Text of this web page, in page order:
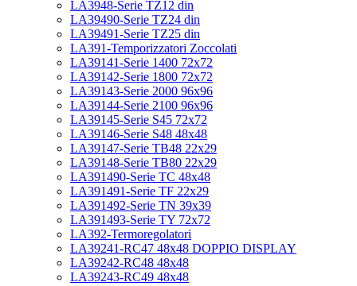
LA3948-Serie TZ12 din
LA39490-Serie TZ24 din
LA39491-Serie TZ25 din
LA391-Temporizzatori Zoccolati
LA39141-Serie 1400 72x72
LA39142-Serie 1800 72x72
LA39143-Serie 2000 96x96
LA39144-Serie 2100 96x96
LA39145-Serie S45 72x72
LA39146-Serie S48 48x48
LA39147-Serie TB48 22x29
LA39148-Serie TB80 22x29
LA391490-Serie TC 48x48
LA391491-Serie TF 22x29
LA391492-Serie TN 39x39
LA391493-Serie TY 72x72
LA392-Termoregolatori
LA39241-RC47 48x48 DOPPIO DISPLAY
LA39242-RC48 48x48
LA39243-RC49 48x48